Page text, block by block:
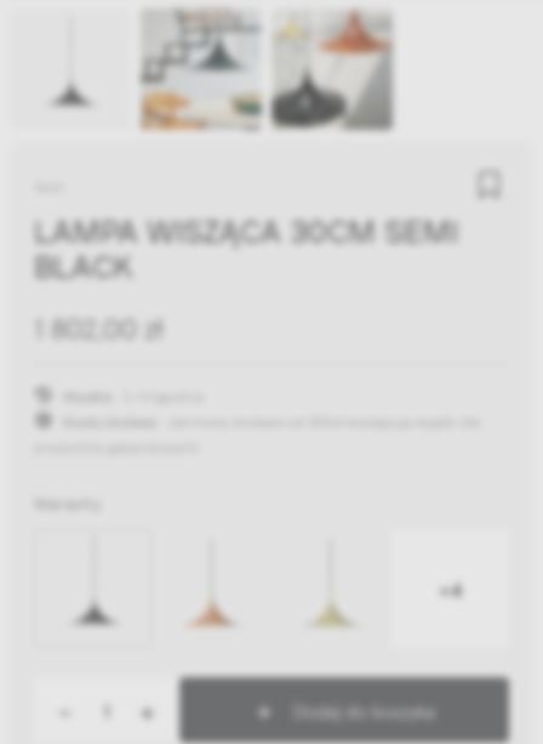
LAMPA WISZĄCA 30CM SEMI
BLACK
1 802,00 zł
Warianty
+4
+ Dodaj do koszyka